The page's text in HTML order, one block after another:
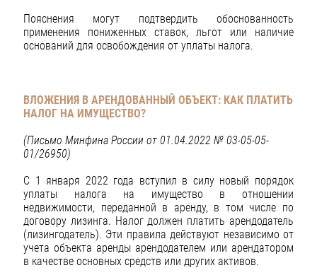
Пояснения могут подтвердить обоснованность
применения пониженных ставок, льгот или наличие
оснований для освобождения от уплаты налога.
ВЛОЖЕНИЯ В АРЕНДОВАННЫЙ ОБЪЕКТ: КАК ПЛАТИТЬ
НАЛОГ НА ИМУЩЕСТВО?
(Письмо Минфина России от 01.04.2022 № 03-05-05-
01/26950)
С 1 января 2022 года вступил в силу новый порядок
уплаты налога на имущество в отношении
недвижимости, переданной в аренду, в том числе по
договору лизинга. Налог должен платить арендодатель
(лизингодатель). Эти правила действуют независимо от
учета объекта аренды арендодателем или арендатором
в качестве основных средств или других активов.